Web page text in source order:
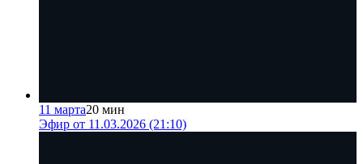
11 марта20 мин
Эфир от 11.03.2026 (21:10)